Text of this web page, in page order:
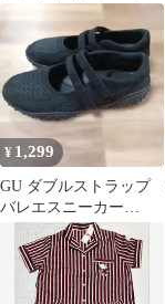
ムウェア/Mサイズ✩.*˚
¥ 1,299
GU ダブルストラップ
バレエスニーカー
24.5cm ブラック